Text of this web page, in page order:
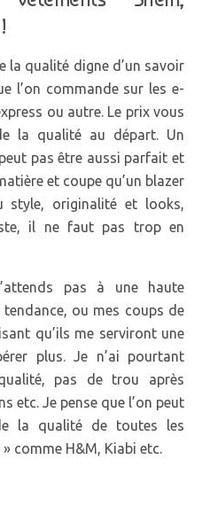
la qualité digne d’un savoir
l’on commande sur les e-
ou autre. Le prix vous
la qualité au départ. Un
pas être aussi parfait et
et coupe qu’un blazer
style, originalité et looks,
il ne faut pas trop en
pas à une haute
ou mes coups de
qu’ils me serviront une
plus. Je n’ai pourtant
pas de trou après
etc. Je pense que l’on peut
la qualité de toutes les
comme H&M, Kiabi etc.